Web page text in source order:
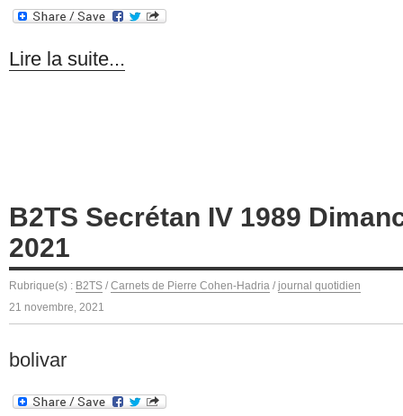
Lire la suite...
B2TS Secrétan IV 1989
2021
Rubrique(s) : B2TS / Carnets de Pierre Cohen-Hadria / journal quotidien
21 novembre, 2021
bolivar